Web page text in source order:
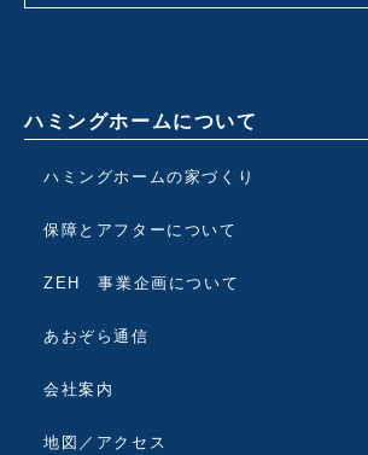
ハミングホームについて
ハミングホームの家づくり
保障とアフターについて
ZEH 事業企画について
あおぞら通信
会社案内
地図／アクセス